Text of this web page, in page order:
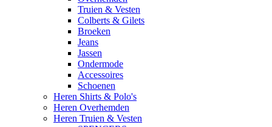
Truien & Vesten
Colberts & Gilets
Broeken
Jeans
Jassen
Ondermode
Accessoires
Schoenen
Heren Shirts & Polo's
Heren Overhemden
Heren Truien & Vesten